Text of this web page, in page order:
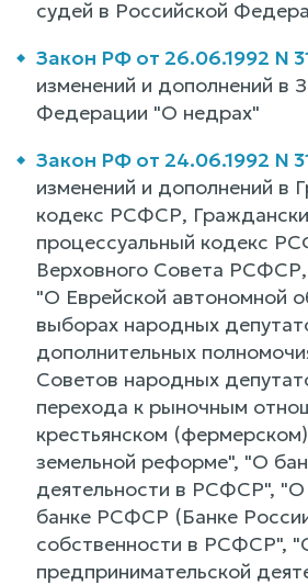
судей в Российской
Закон РФ от 26.06.1992 N
изменений и дополнений в
Федерации "О недрах"
Закон РФ от 24.06.1992 N
изменений и дополнений в
кодекс РСФСР,
процессуальный кодекс
Верховного Совета
"О Еврейской автономной
выборах народных
дополнительных
Советов народных
перехода к рыночным
крестьянском
земельной реформе", "О
деятельности в РСФСР",
банке РСФСР (Банке
собственности в РСФСР",
предпринимательской